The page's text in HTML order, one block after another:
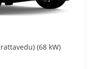
(68 kW)